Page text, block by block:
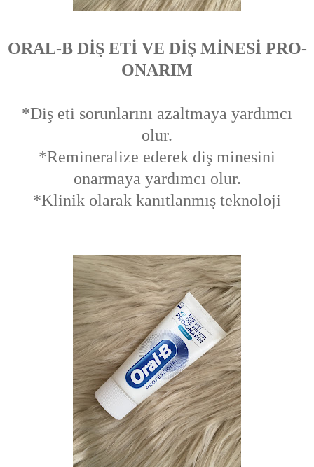
ORAL-B DİŞ ETİ VE DİŞ MİNESİ PRO-
ONARIM
*Diş eti sorunlarını azaltmaya yardımcı
olur.
*Remineralize ederek diş minesini
onarmaya yardımcı olur.
*Klinik olarak kanıtlanmış teknoloji